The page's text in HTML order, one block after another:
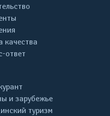
качества
ответ
и зарубежье
туризм